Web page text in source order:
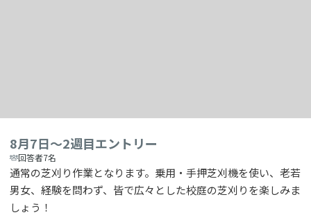
8月7日〜2週目エントリー
回答者7名
通常の芝刈り作業となります。乗用・手押芝刈機を使い、老若
男女、経験を問わず、皆で広々とした校庭の芝刈りを楽しみま
しょう！